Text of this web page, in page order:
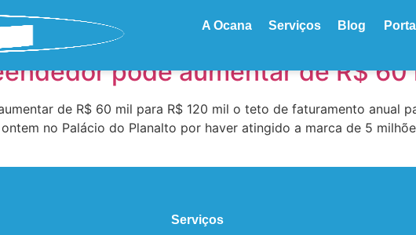
A Ocana Serviços Blog
Teto
pode aumentar de R$ 60
de R$ 60 mil para R$ 120 mil o teto de faturamento anual
no Palácio do Planalto por haver atingido a marca de 5
Serviços